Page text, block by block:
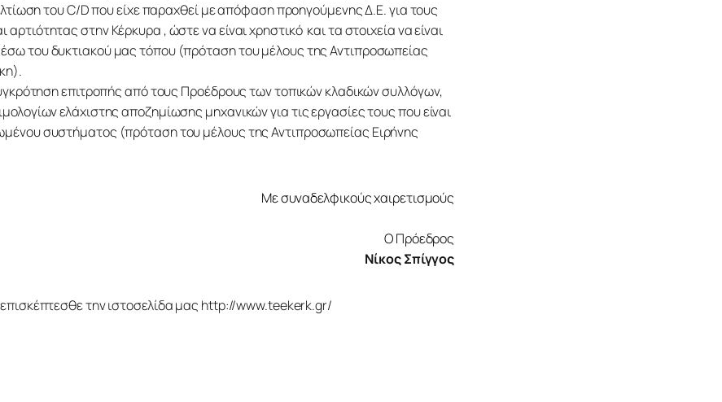
του C/D που είχε παραχθεί με απόφαση προηγούμενης Δ.Ε. για τους
στην Κέρκυρα , ώστε να είναι χρηστικό  και τα στοιχεία να είναι
του δυκτιακού μας τόπου (πρόταση του μέλους της Αντιπροσωπείας
επιτροπής από τους Προέδρους των τοπικών κλαδικών συλλόγων,
ελάχιστης αποζημίωσης μηχανικών για τις εργασίες τους που είναι
συστήματος (πρόταση του μέλους της Αντιπροσωπείας Ειρήνης
Με συναδελφικούς χαιρετισμούς
Ο Πρόεδρος
Νίκος Σπίγγος
επισκέπτεσθε την ιστοσελίδα μας http://www.teekerk.gr/